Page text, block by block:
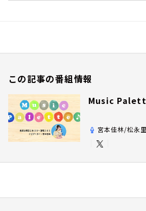
この記事の番組情報
Music
宮本佳林/松永